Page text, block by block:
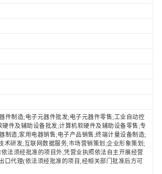
件制造;电子元器件批发;电子元器件零售;工业自动控
件及辅助设备批发;计算机软硬件及辅助设备零售;专
制造;家用电器销售;电子产品销售;终端计量设备制造;
研发;互联网数据服务;市场营销策划;企业形象策划;
法须经批准的项目外,凭营业执照依法自主开展经营
代理(依法须经批准的项目,经相关部门批准后方可